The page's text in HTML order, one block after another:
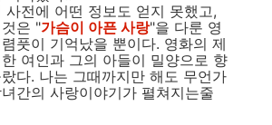
사전에 어떤 정보도 얻지 못했고,
은 "가슴이 아픈 사랑"을 다룬 영
풋이 기억났을 뿐이다. 영화의 제
여인과 그의 아들이 밀양으로 향
다. 나는 그때까지만 해도 무언가
간의 사랑이야기가 펼쳐지는줄